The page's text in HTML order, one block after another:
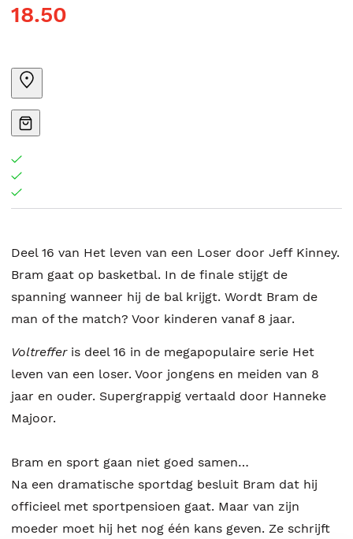
18.50
Deel 16 van Het leven van een Loser door Jeff Kinney.
Bram gaat op basketbal. In de finale stijgt de
spanning wanneer hij de bal krijgt. Wordt Bram de
man of the match? Voor kinderen vanaf 8 jaar.
Voltrefferis deel 16 in de megapopulaire serie Het
leven van een loser. Voor jongens en meiden van 8
jaar en ouder. Supergrappig vertaald door Hanneke
Majoor.
Bram en sport gaan niet goed samen…
Na een dramatische sportdag besluit Bram dat hij
officieel met sportpensioen gaat. Maar van zijn
moeder moet hij het nog één kans geven. Ze schrijft